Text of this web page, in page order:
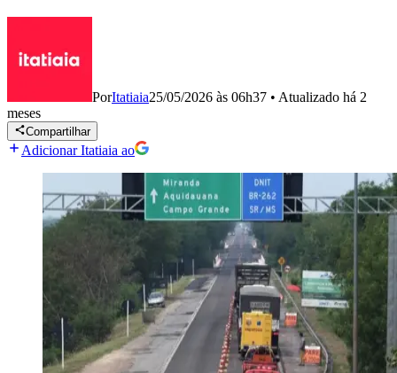
PorItatiaia25/05/2026 às 06h37 • Atualizado há 2
meses
Compartilhar
Adicionar Itatiaia ao